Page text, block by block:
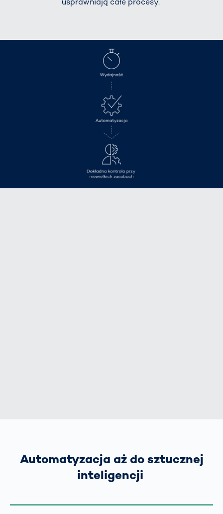
Automatyzacja aż do sztucznej
inteligencji